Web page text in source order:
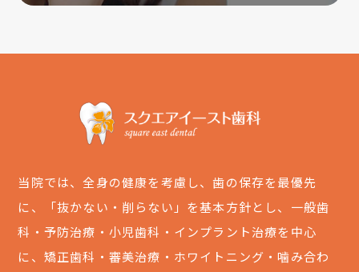
当院では、全身の健康を考慮し、歯の保存を最優先
に、「抜かない・削らない」を基本方針とし、一般歯
科・予防治療・小児歯科・インプラント治療を中心
に、矯正歯科・審美治療・ホワイトニング・噛み合わ